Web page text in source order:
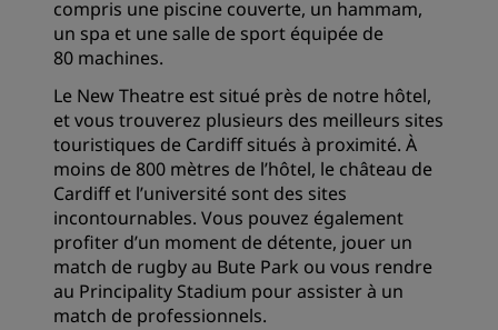
compris une piscine couverte, un hammam,
un spa et une salle de sport équipée de
80 machines.
Le New Theatre est situé près de notre hôtel,
et vous trouverez plusieurs des meilleurs sites
touristiques de Cardiff situés à proximité. À
moins de 800 mètres de l’hôtel, le château de
Cardiff et l’université sont des sites
incontournables. Vous pouvez également
profiter d’un moment de détente, jouer un
match de rugby au Bute Park ou vous rendre
au Principality Stadium pour assister à un
match de professionnels.